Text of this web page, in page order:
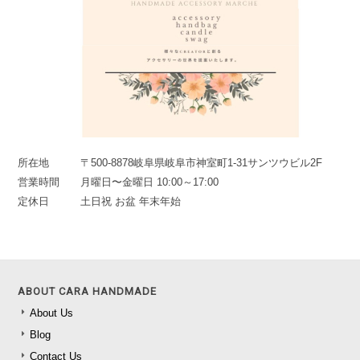
所在地
〒500-8878岐阜県岐阜市神室町1-31サンツウビル2F
営業時間
月曜日〜金曜日 10:00～17:00
定休日
土日祝 お盆 年末年始
ABOUT CARA HANDMADE
About Us
Blog
Contact Us